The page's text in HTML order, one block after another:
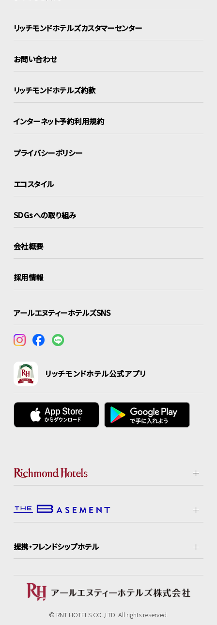
リッチモンドホテルズカスタマーセンター
お問い合わせ
リッチモンドホテルズ約款
インターネット予約利用規約
プライバシーポリシー
エコスタイル
SDGsへの取り組み
会社概要
採用情報
アールエヌティーホテルズSNS
リッチモンドホテル公式アプリ
提携・フレンドシップホテル
© RNT HOTELS CO.,LTD. All rights reserved.